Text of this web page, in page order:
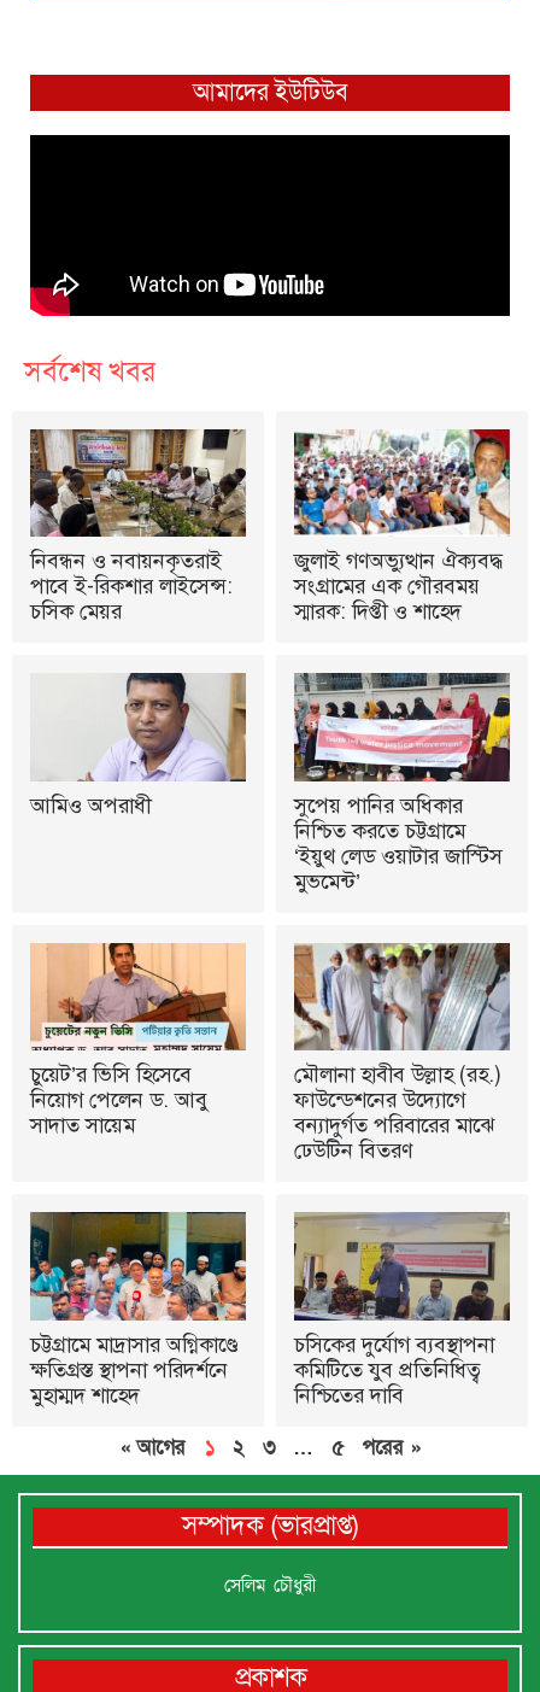
আমাদের ইউটিউব
সর্বশেষ খবর
নিবন্ধন ও নবায়নকৃতরাই
পাবে ই-রিকশার লাইসেন্স:
চসিক মেয়র
জুলাই গণঅভ্যুত্থান ঐক্যবদ্ধ
সংগ্রামের এক গৌরবময়
স্মারক: দিপ্তী ও শাহেদ
আমিও অপরাধী
সুপেয় পানির অধিকার
নিশ্চিত করতে চট্টগ্রামে
‘ইয়ুথ লেড ওয়াটার জাস্টিস
মুভমেন্ট’
চুয়েট’র ভিসি হিসেবে
নিয়োগ পেলেন ড. আবু
সাদাত সায়েম
মৌলানা হাবীব উল্লাহ (রহ.)
ফাউন্ডেশনের উদ্যোগে
বন্যাদুর্গত পরিবারের মাঝে
ঢেউটিন বিতরণ
চট্টগ্রামে মাদ্রাসার অগ্নিকাণ্ডে
ক্ষতিগ্রস্ত স্থাপনা পরিদর্শনে
মুহাম্মদ শাহেদ
চসিকের দুর্যোগ ব্যবস্থাপনা
কমিটিতে যুব প্রতিনিধিত্ব
নিশ্চিতের দাবি
« আগের ১ ২ ৩ … ৫ পরের »
সম্পাদক (ভারপ্রাপ্ত)
সেলিম চৌধুরী
প্রকাশক